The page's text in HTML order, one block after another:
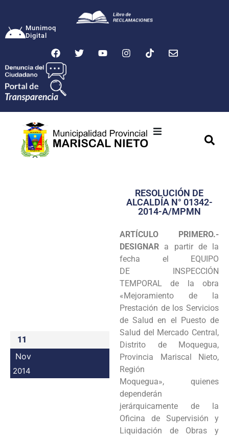
Munimoq
Digital
Transparencia
Programas
Intranet
11
Nov
2014
RESOLUCIÓN DE
ALCALDÍA N° 01342-
2014-A/MPMN
ARTÍCULO PRIMERO.-
DESIGNAR a partir de la
fecha el EQUIPO
DE INSPECCIÓN
TEMPORAL de la obra
«Mejoramiento de la
Prestación de los Servicios
de Salud en el Puesto de
Salud del Mercado Central,
Distrito de Moquegua,
Provincia Mariscal Nieto,
Región
Moquegua», quienes
dependerán
jerárquicamente de la
Oficina de Supervisión y
Liquidación de Obras y